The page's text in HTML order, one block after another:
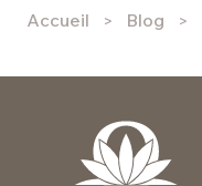
Accueil Blog